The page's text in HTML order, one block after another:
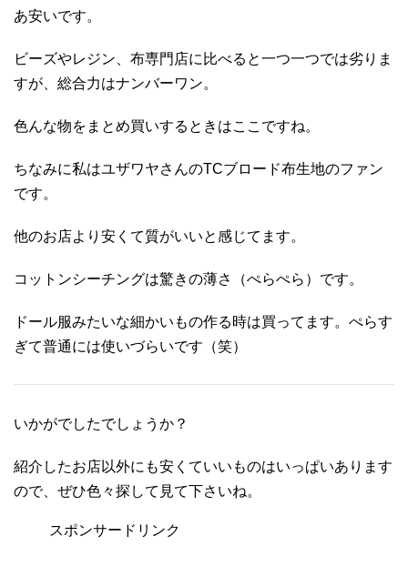
あ安いです。
ビーズやレジン、布専門店に比べると一つ一つでは劣りま
すが、総合力はナンバーワン。
色んな物をまとめ買いするときはここですね。
ちなみに私はユザワヤさんのTCブロード布生地のファン
です。
他のお店より安くて質がいいと感じてます。
コットンシーチングは驚きの薄さ（ぺらぺら）です。
ドール服みたいな細かいもの作る時は買ってます。ぺらす
ぎて普通には使いづらいです（笑）
いかがでしたでしょうか？
紹介したお店以外にも安くていいものはいっぱいあります
ので、ぜひ色々探して見て下さいね。
スポンサードリンク